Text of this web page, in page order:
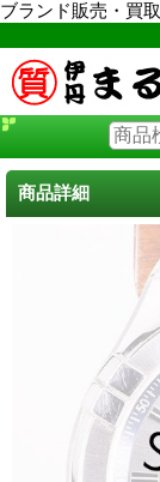
ブランド販売・買
商品詳細